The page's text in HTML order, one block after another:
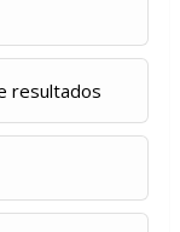
resultados